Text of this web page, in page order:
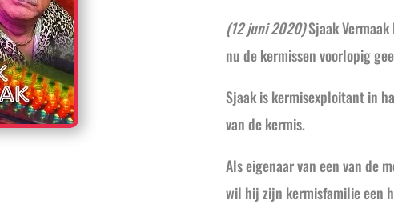
(12 juni 2020)Sjaak
nu de kermissen voorlopig
Sjaak is kermisexploitant in
van de kermis.
Als eigenaar van een van de
wil hij zijn kermisfamilie een